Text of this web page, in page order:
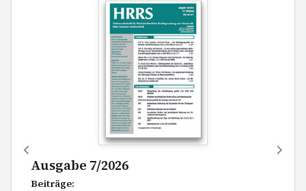
Ausgabe 7/2026
Beiträge: